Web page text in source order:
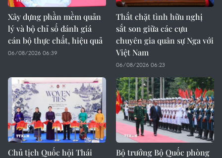
Xây dựng phần mềm quản
lý và bộ chỉ số đánh giá
cán bộ thực chất, hiệu quả
06/08/2026 06:39
Thắt chặt tình hữu nghị
sắt son giữa các cựu
chuyên gia quân sự Nga với
Việt Nam
06/08/2026 06:23
Chủ tịch Quốc hội Thái
Bộ trưởng Bộ Quốc phòng